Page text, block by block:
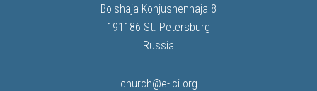
Bolshaja Konjushennaja 8
191186 St. Petersburg
Russia
church@e-lci.org